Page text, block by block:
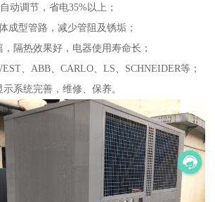
动调节，省电35%以上；
成型管路，减少管阻及锈垢；
隔热效果好，电器使用寿命长；
、ABB、CARLO、LS、SCHNEIDER等；
系统完善，维修、保养。